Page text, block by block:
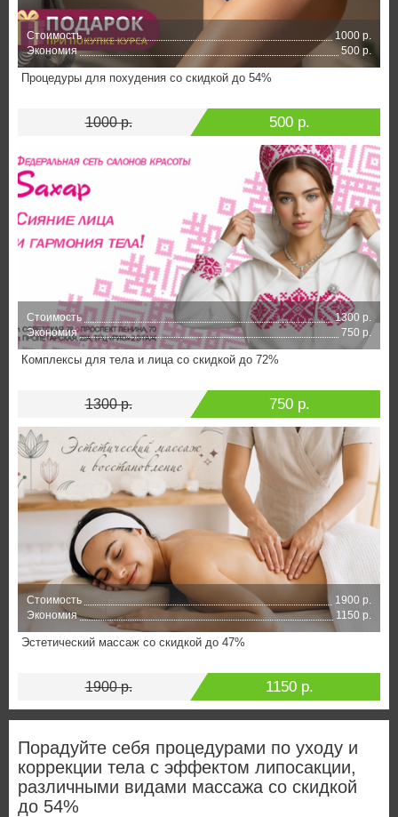
Стоимость
1000 р.
Экономия
500 р.
Процедуры для похудения со скидкой до 54%
1000 р. 500 р.
Стоимость
1300 р.
Экономия
750 р.
Комплексы для тела и лица со скидкой до 72%
1300 р. 750 р.
Стоимость
1900 р.
Экономия
1150 р.
Эстетический массаж со скидкой до 47%
1900 р. 1150 р.
Порадуйте себя процедурами по уходу и
коррекции тела с эффектом липосакции,
различными видами массажа со скидкой
до 54%